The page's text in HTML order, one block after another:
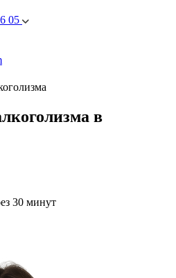
05
в
30 минут